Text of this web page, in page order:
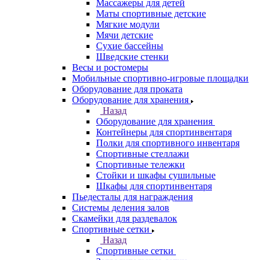
Массажеры для детей
Маты спортивные детские
Мягкие модули
Мячи детские
Сухие бассейны
Шведские стенки
Весы и ростомеры
Мобильные спортивно-игровые площадки
Оборудование для проката
Оборудование для хранения
Назад
Оборудование для хранения
Контейнеры для спортинвентаря
Полки для спортивного инвентаря
Спортивные стеллажи
Спортивные тележки
Стойки и шкафы сушильные
Шкафы для спортинвентаря
Пьедесталы для награждения
Системы деления залов
Скамейки для раздевалок
Спортивные сетки
Назад
Спортивные сетки